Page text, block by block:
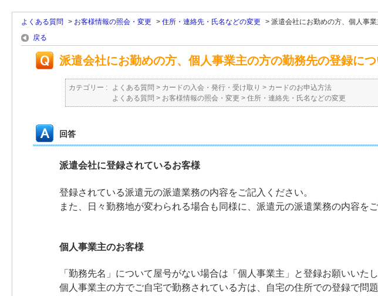
よくある質問 > お客様情報の照会・変更 > 住所・連絡先・氏名などの変更 > 派遣会社にお勤めの方、個人事
戻る
派遣会社にお勤めの方、個人事業主の方の勤務先の登録に
カテゴリー : よくある質問 > カードの入会・発行・受け取り > カードのお申込方法
よくある質問 > お客様情報の照会・変更 > 住所・連絡先・氏名などの変更
回答
派遣会社に登録されているお客様
登録されている派遣元の派遣業務の内容をご記入ください。
また、日々勤務地が変わられる場合も同様に、派遣元の派遣業務の内容をご
個人事業主のお客様
「勤務先名」について屋号がない場合は「個人事業主」と登録お願いいたし
個人事業主の方でご自宅で勤務されている方は、自宅の住所での登録で問題